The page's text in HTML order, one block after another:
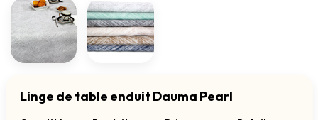
Linge de table enduit Dauma Pearl